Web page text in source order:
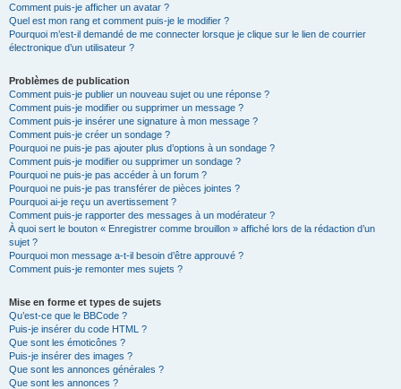
Comment puis-je afficher un avatar ?
Quel est mon rang et comment puis-je le modifier ?
Pourquoi m’est-il demandé de me connecter lorsque je clique sur le lien de courrier
électronique d’un utilisateur ?
Problèmes de publication
Comment puis-je publier un nouveau sujet ou une réponse ?
Comment puis-je modifier ou supprimer un message ?
Comment puis-je insérer une signature à mon message ?
Comment puis-je créer un sondage ?
Pourquoi ne puis-je pas ajouter plus d’options à un sondage ?
Comment puis-je modifier ou supprimer un sondage ?
Pourquoi ne puis-je pas accéder à un forum ?
Pourquoi ne puis-je pas transférer de pièces jointes ?
Pourquoi ai-je reçu un avertissement ?
Comment puis-je rapporter des messages à un modérateur ?
À quoi sert le bouton « Enregistrer comme brouillon » affiché lors de la rédaction d’un
sujet ?
Pourquoi mon message a-t-il besoin d’être approuvé ?
Comment puis-je remonter mes sujets ?
Mise en forme et types de sujets
Qu’est-ce que le BBCode ?
Puis-je insérer du code HTML ?
Que sont les émoticônes ?
Puis-je insérer des images ?
Que sont les annonces générales ?
Que sont les annonces ?